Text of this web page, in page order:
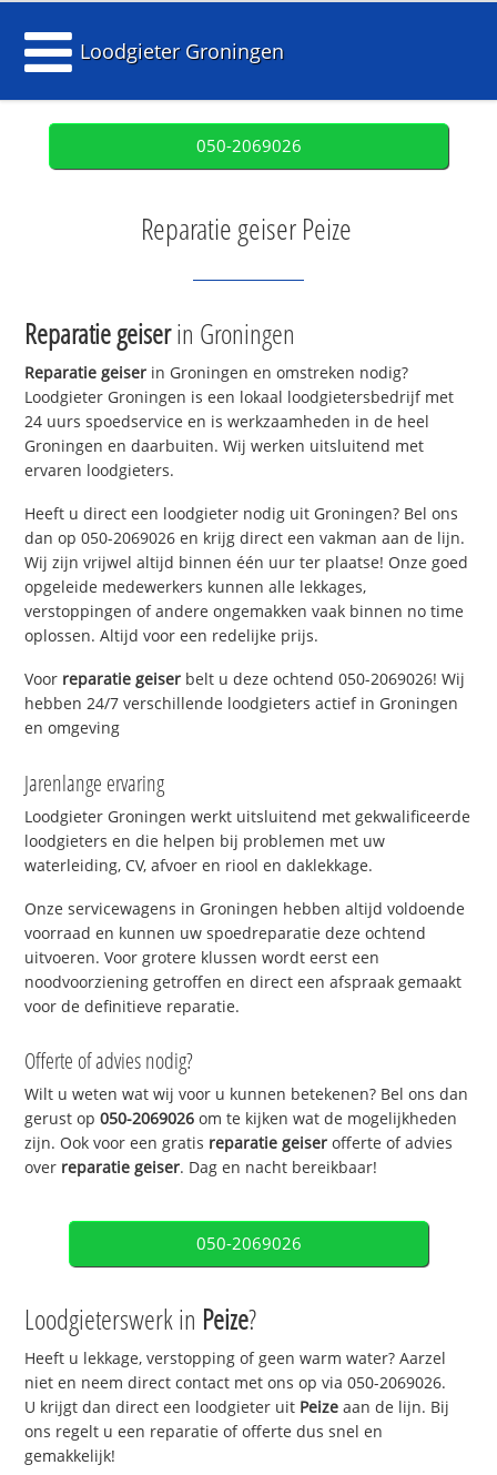
Loodgieter Groningen
050-2069026
Reparatie geiser Peize
Reparatie geiserin Groningen
Reparatie geiser in Groningen en omstreken nodig?
Loodgieter Groningen is een lokaal loodgietersbedrijf met
24 uurs spoedservice en is werkzaamheden in de heel
Groningen en daarbuiten. Wij werken uitsluitend met
ervaren loodgieters.
Heeft u direct een loodgieter nodig uit Groningen? Bel ons
dan op 050-2069026 en krijg direct een vakman aan de lijn.
Wij zijn vrijwel altijd binnen één uur ter plaatse! Onze goed
opgeleide medewerkers kunnen alle lekkages,
verstoppingen of andere ongemakken vaak binnen no time
oplossen. Altijd voor een redelijke prijs.
Voor reparatie geiser belt u deze ochtend 050-2069026! Wij
hebben 24/7 verschillende loodgieters actief in Groningen
en omgeving
Jarenlange ervaring
Loodgieter Groningen werkt uitsluitend met gekwalificeerde
loodgieters en die helpen bij problemen met uw
waterleiding, CV, afvoer en riool en daklekkage.
Onze servicewagens in Groningen hebben altijd voldoende
voorraad en kunnen uw spoedreparatie deze ochtend
uitvoeren. Voor grotere klussen wordt eerst een
noodvoorziening getroffen en direct een afspraak gemaakt
voor de definitieve reparatie.
Offerte of advies nodig?
Wilt u weten wat wij voor u kunnen betekenen? Bel ons dan
gerust op050-2069026 om te kijken wat de mogelijkheden
zijn. Ook voor een gratis reparatie geiser offerte of advies
over reparatie geiser. Dag en nacht bereikbaar!
050-2069026
Loodgieterswerk in Peize?
Heeft u lekkage, verstopping of geen warm water? Aarzel
niet en neem direct contact met ons op via 050-2069026.
U krijgt dan direct een loodgieter uit Peize aan de lijn. Bij
ons regelt u een reparatie of offerte dus snel en
gemakkelijk!